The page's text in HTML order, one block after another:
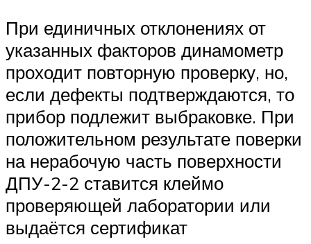
При единичных отклонениях от
указанных факторов динамометр
проходит повторную проверку, но,
если дефекты подтверждаются, то
прибор подлежит выбраковке. При
положительном результате поверки
на нерабочую часть поверхности
ДПУ-2-2 ставится клеймо
проверяющей лаборатории или
выдаётся сертификат